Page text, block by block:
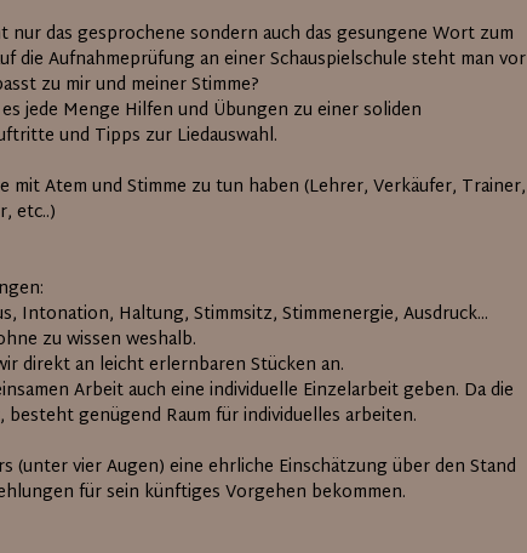
das gesprochene sondern auch das gesungene Wort zum
die Aufnahmeprüfung an einer Schauspielschule steht man vor
zu mir und meiner Stimme?
jede Menge Hilfen und Übungen zu einer soliden
und Tipps zur Liedauswahl.
mit Atem und Stimme zu tun haben (Lehrer, Verkäufer, Trainer,
etc..)
Intonation, Haltung, Stimmsitz, Stimmenergie, Ausdruck...
zu wissen weshalb.
direkt an leicht erlernbaren Stücken an.
Arbeit auch eine individuelle Einzelarbeit geben. Da die
genügend Raum für individuelles arbeiten.
(unter vier Augen) eine ehrliche Einschätzung über den Stand
für sein künftiges Vorgehen bekommen.